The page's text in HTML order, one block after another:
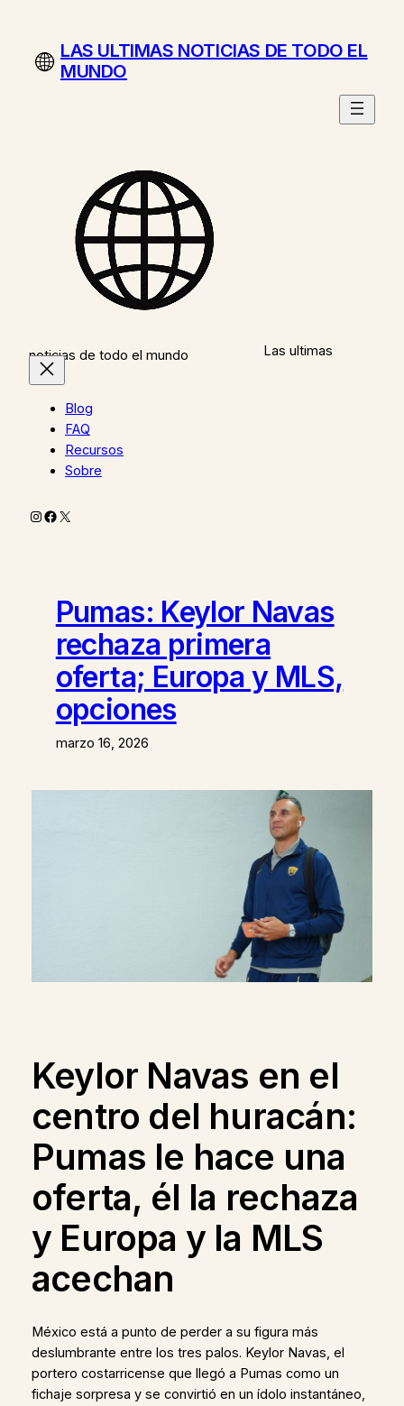
contenidoLAS ULTIMAS NOTICIAS DE TODO EL
MUNDO
Las ultimas
noticias de todo el mundo
Blog
FAQ
Recursos
Sobre
Instagram
Facebook
X
Pumas: Keylor Navas
rechaza primera
oferta; Europa y MLS,
opciones
marzo 16, 2026
Keylor Navas en el
centro del huracán:
Pumas le hace una
oferta, él la rechaza
y Europa y la MLS
acechan
México está a punto de perder a su figura más
deslumbrante entre los tres palos. Keylor Navas, el
portero costarricense que llegó a Pumas como un
fichaje sorpresa y se convirtió en un ídolo instantáneo,